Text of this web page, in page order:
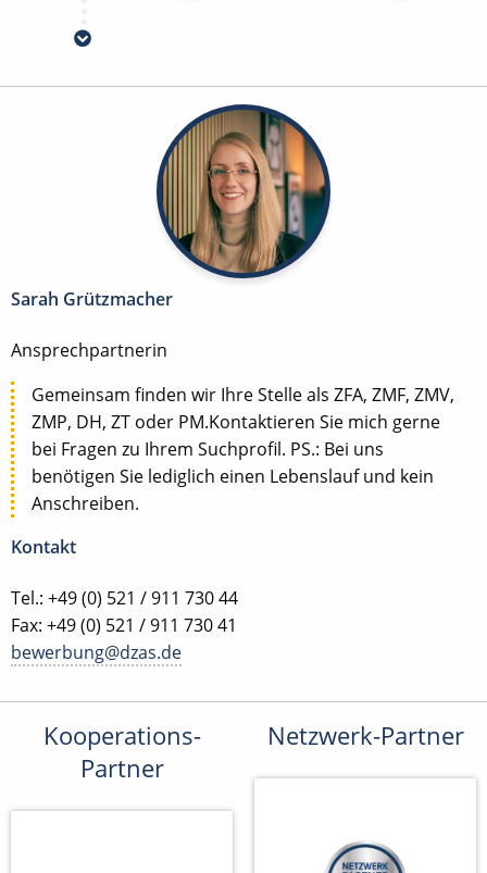
Sarah Grützmacher
Ansprechpartnerin
Gemeinsam finden wir Ihre Stelle als ZFA, ZMF, ZMV,
ZMP, DH, ZT oder PM.Kontaktieren Sie mich gerne
bei Fragen zu Ihrem Suchprofil. PS.: Bei uns
benötigen Sie lediglich einen Lebenslauf und kein
Anschreiben.
Kontakt
Tel.: +49 (0) 521 / 911 730 44
Fax: +49 (0) 521 / 911 730 41
bewerbung@dzas.de
Kooperations-
Partner
Netzwerk-Partner